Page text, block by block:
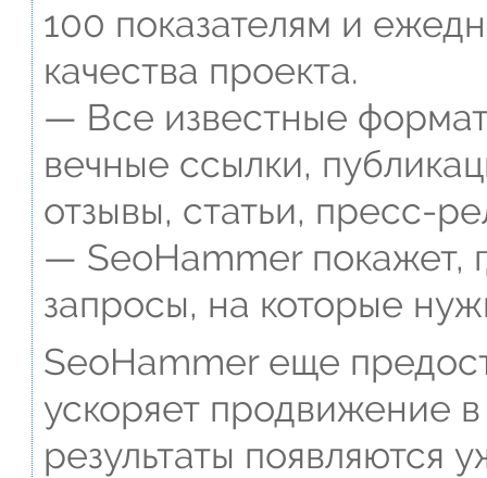
100 показателям и
качества проекта.
— Все известные
вечные ссылки,
отзывы, статьи, пресс-
— SeoHammer покажет,
запросы, на которые
SeoHammer еще
ускоряет продвижение
результаты появляются